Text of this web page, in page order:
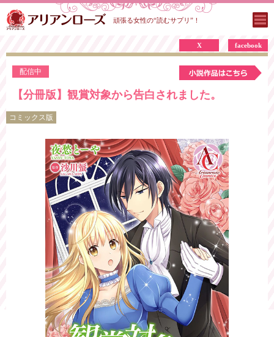
頑張る女性の“読むサプリ”！
配信中
X facebook
【分冊版】観賞対象から告白されました。
コミックス版